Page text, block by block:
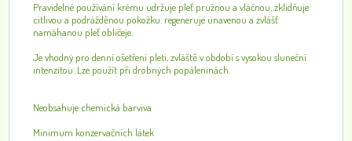
Pravidelné používání krému udržuje pleť pružnou a vláčnou, zklidňuje
citlivou a podrážděnou pokožku. regeneruje unavenou a zvlášť
namáhanou pleť obličeje.
Je vhodný pro denní ošetření pleti, zvláště v období s vysokou sluneční
intenzitou. Lze použít při drobných popáleninách.
Neobsahuje chemická barviva
Minimum konzervačních látek